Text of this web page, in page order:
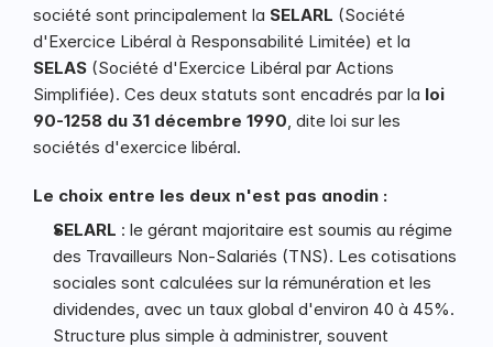
société sont principalement la SELARL (Société
SELAS (Société d'Exercice Libéral par Actions
Simplifiée). Ces deux statuts sont encadrés par la loi
90-1258 du 31 décembre 1990, dite loi sur les
sociétés d'exercice libéral.
Le choix entre les deux n'est pas anodin :
SELARL : le gérant majoritaire est soumis au régime
des Travailleurs Non-Salariés (TNS). Les cotisations
sociales sont calculées sur la rémunération et les
dividendes, avec un taux global d'environ 40 à 45%.
Structure plus simple à administrer, souvent